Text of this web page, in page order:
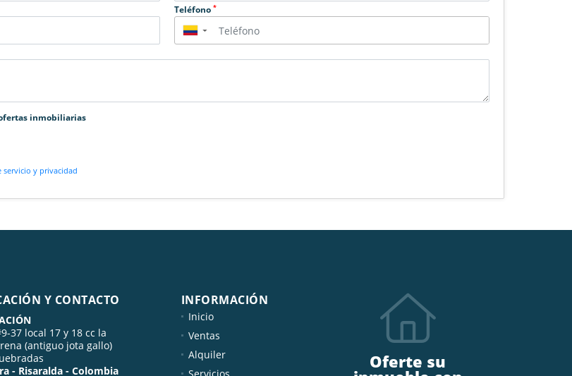
Teléfono *
▼
inmobiliarias
servicio y privacidad
Y CONTACTO
37 local 17 y 18 cc la
(antiguo jota gallo)
- Risaralda - Colombia
INFORMACIÓN
Inicio
Ventas
Alquiler
Oferte su